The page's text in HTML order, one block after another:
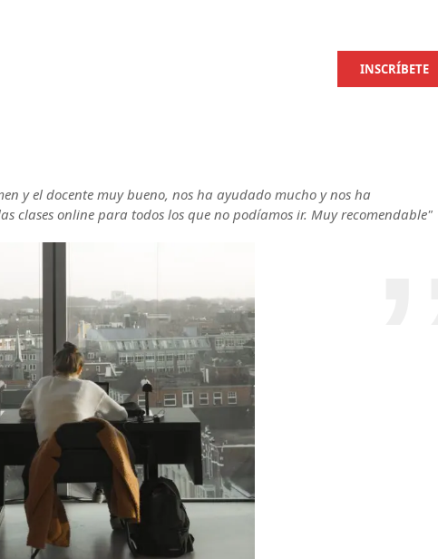
INSCRÍBETE
y el docente muy bueno, nos ha ayudado mucho y nos ha
clases online para todos los que no podíamos ir. Muy recomendable"